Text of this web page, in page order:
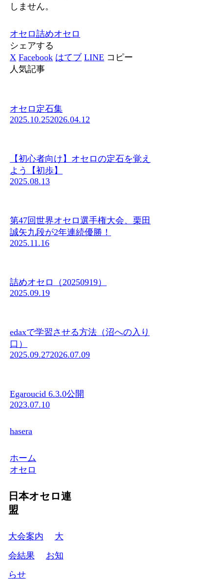
しません。
オセロ詰めオセロ
シェアする
X Facebook はてブ LINE コピー
人気記事
オセロ定石集
2025.10.252026.04.12
【初心者向け】オセロの定石を覚え
よう【初歩】
2025.08.13
第47回世界オセロ選手権大会、栗田
誠矢九段が2年連続優勝！
2025.11.16
詰めオセロ（20250919）
2025.09.19
edaxで学習させる方法（沼への入り
口）
2025.09.272026.07.09
Egaroucid 6.3.0公開
2023.07.10
hasera
ホーム
オセロ
日本オセロ連
盟
大会案内
大
会結果
お知
らせ